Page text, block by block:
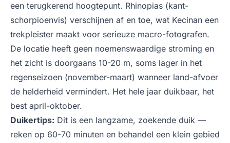
een terugkerend hoogtepunt. Rhinopias (kant-
schorpioenvis) verschijnen af en toe, wat Kecinan een
trekpleister maakt voor serieuze macro-fotografen.
De locatie heeft geen noemenswaardige stroming en
het zicht is doorgaans 10-20 m, soms lager in het
regenseizoen (november-maart) wanneer land-afvoer
de helderheid vermindert. Het hele jaar duikbaar, het
best april-oktober.
Duikertips: Dit is een langzame, zoekende duik —
reken op 60-70 minuten en behandel een klein gebied